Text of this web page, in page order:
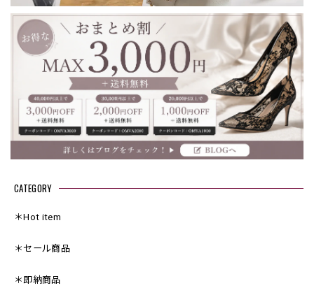
CATEGORY
＊Hot item
＊セール商品
＊即納商品